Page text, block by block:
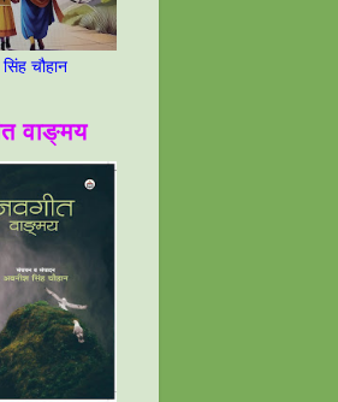
चौहान
वाङ्मय